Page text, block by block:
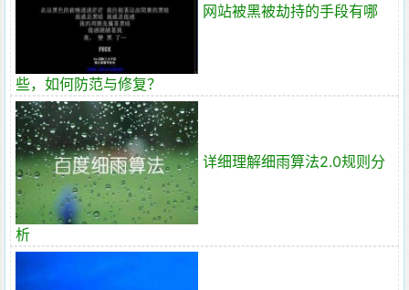
网站被黑被劫持的手段有哪
些，如何防范与修复？
详细理解细雨算法2.0规则分
析